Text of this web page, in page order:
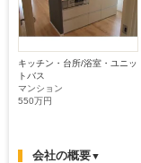
キッチン・台所/浴室・ユニッ
トバス
マンション
550万円
会社の概要▼